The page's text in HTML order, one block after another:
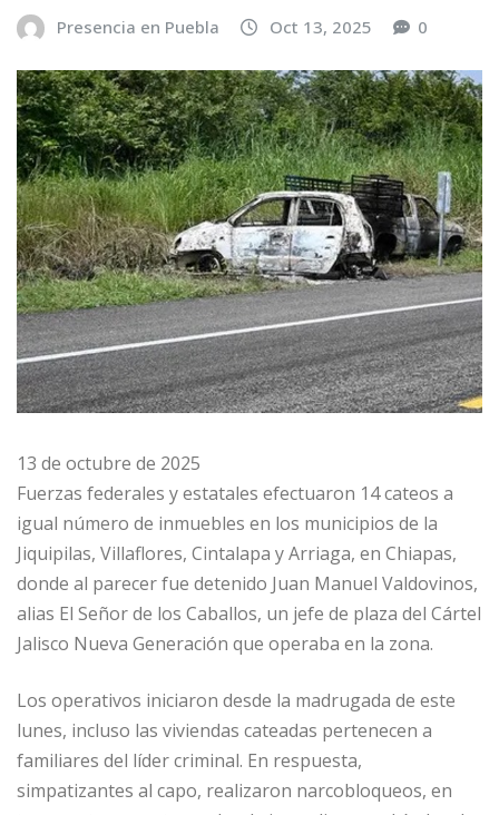
Presencia en Puebla Oct 13, 2025 0
13 de octubre de 2025
Fuerzas federales y estatales efectuaron 14 cateos a
igual número de inmuebles en los municipios de la
Jiquipilas, Villaflores, Cintalapa y Arriaga, en Chiapas,
donde al parecer fue detenido Juan Manuel Valdovinos,
alias El Señor de los Caballos, un jefe de plaza del Cártel
Jalisco Nueva Generación que operaba en la zona.
Los operativos iniciaron desde la madrugada de este
lunes, incluso las viviendas cateadas pertenecen a
familiares del líder criminal. En respuesta,
simpatizantes al capo, realizaron narcobloqueos, en